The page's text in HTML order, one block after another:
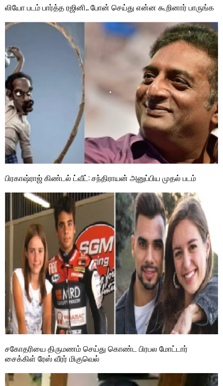
லியோ படம் பார்த்த ரஜினி.. போன் செய்து என்ன கூறினார் பாருங்க
பிரகாஷ்ராஜ் கிண்டல் ட்வீட்: சந்திராயன் அனுப்பிய முதல் படம்
சகோதரியை திருமணம் செய்து கொண்ட பிரபல மோட்டார்
சைக்கிள் ரேஸ் வீரர் மிகுவெல்